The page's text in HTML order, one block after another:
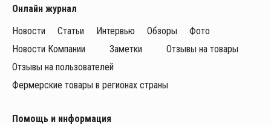
Онлайн журнал
Новости
Статьи Интервью Обзоры
Фото
Новости Компании
Заметки
Отзывы на товары
Отзывы на пользователей
Фермерские товары в регионах страны
Помощь и информация